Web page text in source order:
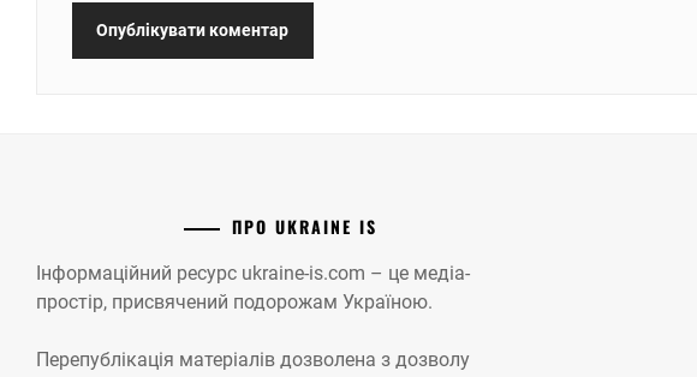
ПРО UKRAINE IS
Інформаційний ресурс ukraine-is.com – це медіа-
простір, присвячений подорожам Україною.
Перепублікація матеріалів дозволена з дозволу